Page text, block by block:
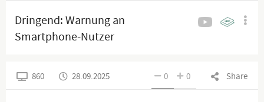
Dringend: Warnung an
Smartphone-Nutzer
Share
0 0
860 28.09.2025